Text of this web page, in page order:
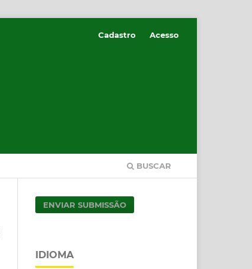
BUSCAR
Cadastro Acesso
ENVIAR SUBMISSÃO
IDIOMA